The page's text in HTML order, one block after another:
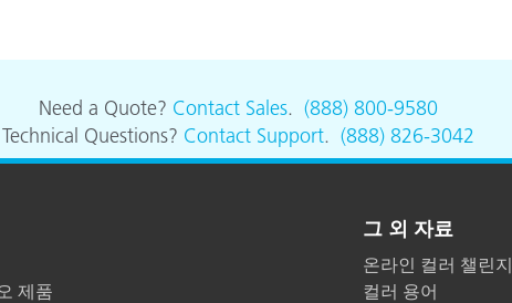
소비자 가전제품
종이/페이퍼
Need a Quote? Contact Sales. (888) 800-9580
Technical Questions? Contact Support. (888) 826-3042
제품
그 외 자료
온라인 컬러 챌린지
컬러 용어